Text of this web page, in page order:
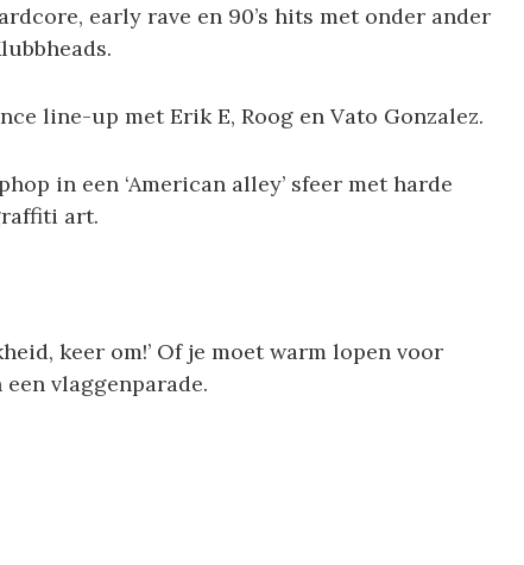
early rave en 90’s hits met onder ander
line-up met Erik E, Roog en Vato Gonzalez.
in een ‘American alley’ sfeer met harde
art.
keer om!’ Of je moet warm lopen voor
vlaggenparade.